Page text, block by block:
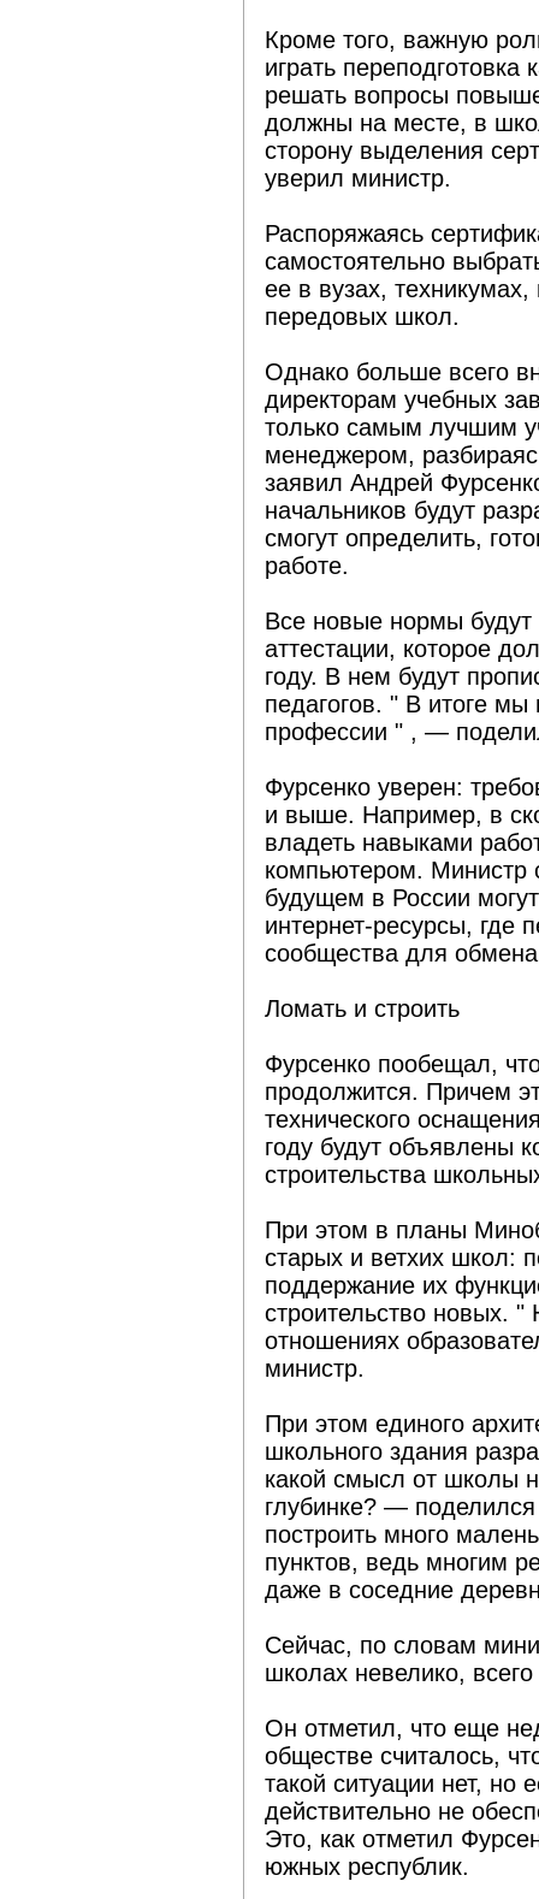
Кроме того, важную
играть
решать вопросы
должны на месте, в
сторону выделения
уверил министр.
Распоряжаясь
самостоятельно
ее в вузах,
передовых школ.
Однако больше всего
директорам учебных
только самым лучшим
менеджером,
заявил Андрей
начальников будут
смогут определить,
работе.
Все новые нормы
аттестации, которое
году. В нем будут
педагогов. " В итоге мы
профессии " , —
Фурсенко уверен:
и выше. Например, в
владеть навыками
компьютером. Министр
будущем в России
интернет-ресурсы, где
сообщества для
Ломать и строить
Фурсенко пообещал,
продолжится. Причем
технического
году будут объявлены
строительства
При этом в планы
старых и ветхих школ:
поддержание их
строительство новых.
отношениях
министр.
При этом единого
школьного здания
какой смысл от школы
глубинке? —
построить много
пунктов, ведь многим
даже в соседние
Сейчас, по словам
школах невелико,
Он отметил, что еще
обществе считалось,
такой ситуации нет, но
действительно не
Это, как отметил
южных республик.